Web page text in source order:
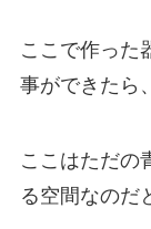
ここで作った
事ができたら
ここはただの
る空間なのだ